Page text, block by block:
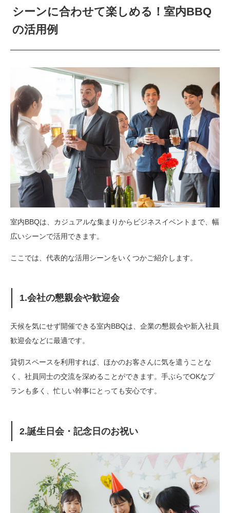
シーンに合わせて楽しめる！室内BBQ
の活用例
室内BBQは、カジュアルな集まりからビジネスイベントまで、幅
広いシーンで活用できます。
ここでは、代表的な活用シーンをいくつかご紹介します。
1.会社の懇親会や歓迎会
天候を気にせず開催できる室内BBQは、企業の懇親会や新入社員
歓迎会などに最適です。
貸切スペースを利用すれば、ほかのお客さんに気を遣うことな
く、社員同士の交流を深めることができます。手ぶらでOKなプ
ランも多く、忙しい幹事にとっても安心です。
2.誕生日会・記念日のお祝い